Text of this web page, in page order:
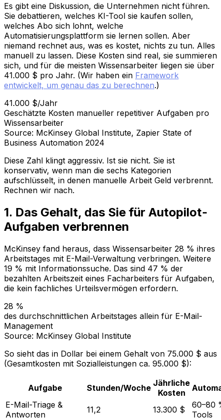
Es gibt eine Diskussion, die Unternehmen nicht führen.
Sie debattieren, welches KI-Tool sie kaufen sollen,
welches Abo sich lohnt, welche
Automatisierungsplattform sie lernen sollen. Aber
niemand rechnet aus, was es kostet, nichts zu tun. Alles
manuell zu lassen. Diese Kosten sind real, sie summieren
sich, und für die meisten Wissensarbeiter liegen sie über
41.000 $ pro Jahr. (Wir haben ein Framework
entwickelt, um genau das zu berechnen.)
41.000 $/Jahr
Geschätzte Kosten manueller repetitiver Aufgaben pro
Wissensarbeiter
Source: McKinsey Global Institute, Zapier State of
Business Automation 2024
Diese Zahl klingt aggressiv. Ist sie nicht. Sie ist
konservativ, wenn man die sechs Kategorien
aufschlüsselt, in denen manuelle Arbeit Geld verbrennt.
Rechnen wir nach.
1. Das Gehalt, das Sie für Autopilot-
Aufgaben verbrennen
McKinsey fand heraus, dass Wissensarbeiter 28 % ihres
Arbeitstages mit E-Mail-Verwaltung verbringen. Weitere
19 % mit Informationssuche. Das sind 47 % der
bezahlten Arbeitszeit eines Facharbeiters für Aufgaben,
die kein fachliches Urteilsvermögen erfordern.
28 %
des durchschnittlichen Arbeitstages allein für E-Mail-
Management
Source: McKinsey Global Institute
So sieht das in Dollar bei einem Gehalt von 75.000 $ aus
(Gesamtkosten mit Sozialleistungen ca. 95.000 $):
Aufgabe Stunden/Woche Jährliche
Kosten
E-Mail-Triage &
Antworten
11,2 13.300 $
60–80
Tools